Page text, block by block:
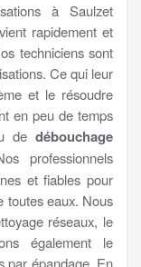
à Saulzet
rapidement et
techniciens sont
Ce qui leur
et le résoudre
en peu de temps
de débouchage
professionnels
et fiables pour
toutes eaux. Nous
réseaux, le
également le
par épandage. En